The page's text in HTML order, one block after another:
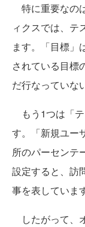
特に重要なの
ィクスでは、テ
ます。「目標」
されている目標
だ行なっていな
もう1つは「
す。「新規ユー
所のパーセンテ
設定すると、訪
事を表していま
したがって、